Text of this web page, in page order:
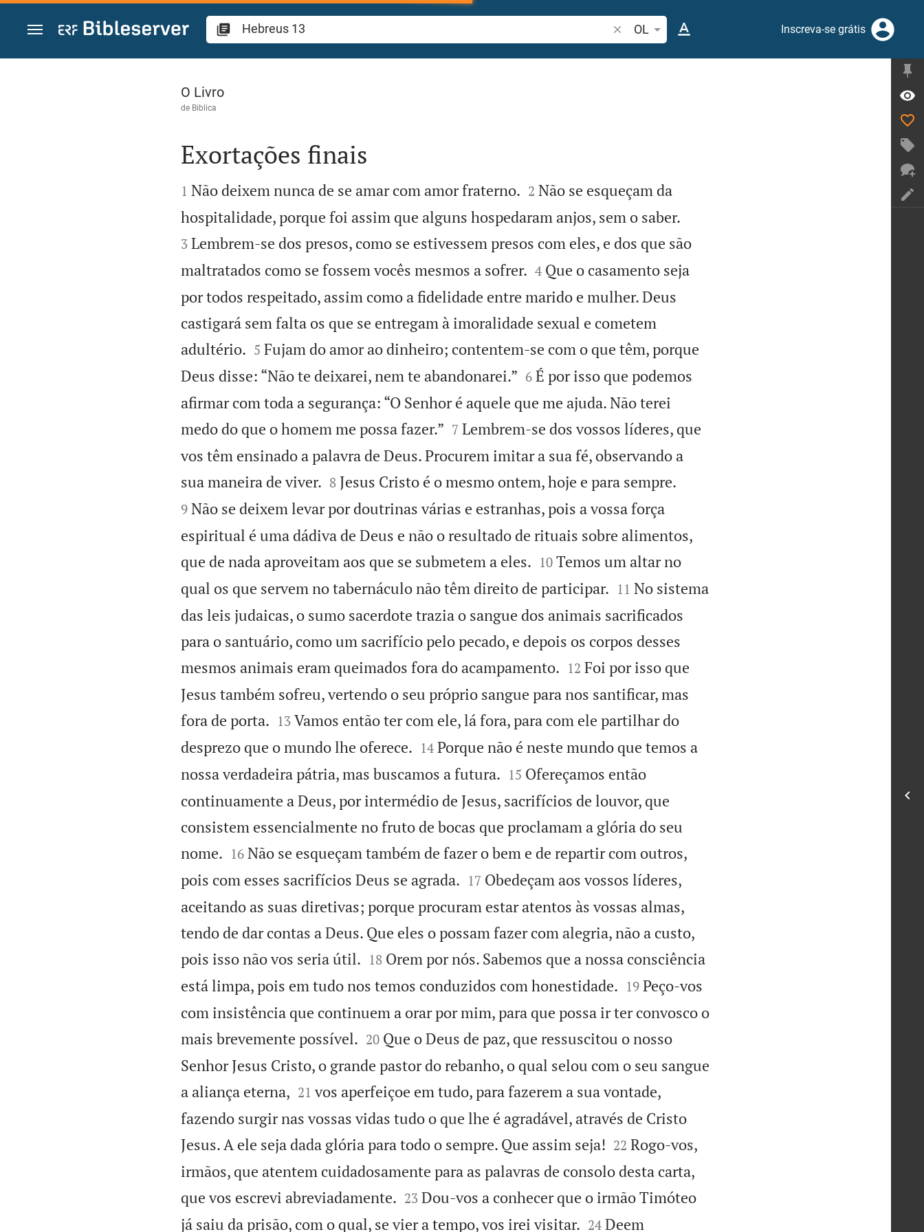
Ir para o conteúdo
Pesquise passagem da Bíblia ou termos
OL Inscreva-se grátis
Hebreus 13
O Livro
de Biblica

Exortações finais

1 Não deixem nunca de se amar com amor fraterno.
2 Não se esqueçam da
hospitalidade, porque foi assim que alguns hospedaram anjos, sem o saber.
3 Lembrem-se dos presos, como se estivessem presos com eles, e dos que são
maltratados como se fossem vocês mesmos a sofrer.
4 Que o casamento seja
por todos respeitado, assim como a fidelidade entre marido e mulher. Deus
castigará sem falta os que se entregam à imoralidade sexual e cometem
adultério.
5 Fujam do amor ao dinheiro; contentem-se com o que têm, porque
Deus disse: “Não te deixarei, nem te abandonarei.”
6 É por isso que podemos
afirmar com toda a segurança: “O Senhor é aquele que me ajuda. Não terei
medo do que o homem me possa fazer.”
7 Lembrem-se dos vossos líderes, que
vos têm ensinado a palavra de Deus. Procurem imitar a sua fé, observando a
sua maneira de viver.
8 Jesus Cristo é o mesmo ontem, hoje e para sempre.
9 Não se deixem levar por doutrinas várias e estranhas, pois a vossa força
espiritual é uma dádiva de Deus e não o resultado de rituais sobre alimentos,
que de nada aproveitam aos que se submetem a eles.
10 Temos um altar no
qual os que servem no tabernáculo não têm direito de participar.
11 No sistema
das leis judaicas, o sumo sacerdote trazia o sangue dos animais sacrificados
para o santuário, como um sacrifício pelo pecado, e depois os corpos desses
mesmos animais eram queimados fora do acampamento.
12 Foi por isso que
Jesus também sofreu, vertendo o seu próprio sangue para nos santificar, mas
fora de porta.
13 Vamos então ter com ele, lá fora, para com ele partilhar do
desprezo que o mundo lhe oferece.
14 Porque não é neste mundo que temos a
nossa verdadeira pátria, mas buscamos a futura.
15 Ofereçamos então
continuamente a Deus, por intermédio de Jesus, sacrifícios de louvor, que
consistem essencialmente no fruto de bocas que proclamam a glória do seu
nome.
16 Não se esqueçam também de fazer o bem e de repartir com outros,
pois com esses sacrifícios Deus se agrada.
17 Obedeçam aos vossos líderes,
aceitando as suas diretivas; porque procuram estar atentos às vossas almas,
tendo de dar contas a Deus. Que eles o possam fazer com alegria, não a custo,
pois isso não vos seria útil.
18 Orem por nós. Sabemos que a nossa consciência
está limpa, pois em tudo nos temos conduzidos com honestidade.
19 Peço-vos
com insistência que continuem a orar por mim, para que possa ir ter convosco o
mais brevemente possível.
20 Que o Deus de paz, que ressuscitou o nosso
Senhor Jesus Cristo, o grande pastor do rebanho, o qual selou com o seu sangue
a aliança eterna,
21 vos aperfeiçoe em tudo, para fazerem a sua vontade,
fazendo surgir nas vossas vidas tudo o que lhe é agradável, através de Cristo
Jesus. A ele seja dada glória para todo o sempre. Que assim seja!
22 Rogo-vos,
irmãos, que atentem cuidadosamente para as palavras de consolo desta carta,
que vos escrevi abreviadamente.
23 Dou-vos a conhecer que o irmão Timóteo
já saiu da prisão, com o qual, se vier a tempo, vos irei visitar.
24 Deem